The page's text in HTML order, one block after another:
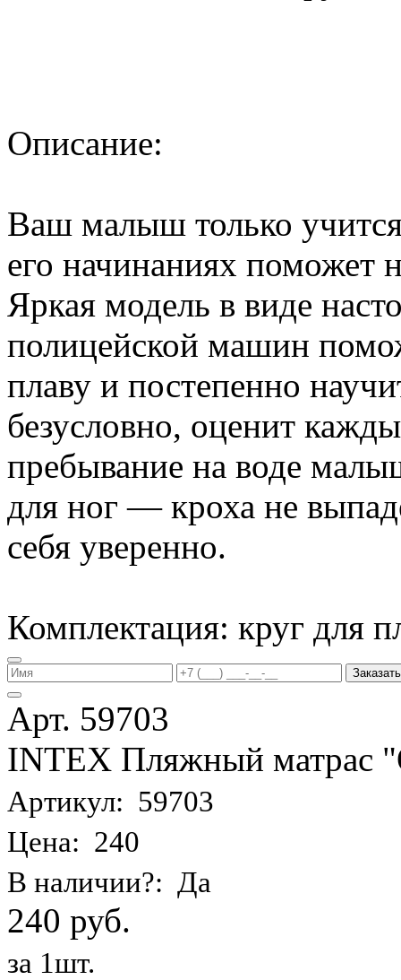
Описание:
Ваш малыш только
его начинаниях поможет
Яркая модель в виде
полицейской машин
плаву и постепенно
безусловно, оценит
пребывание на воде
для ног — кроха не
себя уверенно.
Комплектация: круг для
Заказать
Арт. 59703
INTEX Пляжный
Артикул: 59703
Цена: 240
В наличии?: Да
240 руб.
за 1шт.